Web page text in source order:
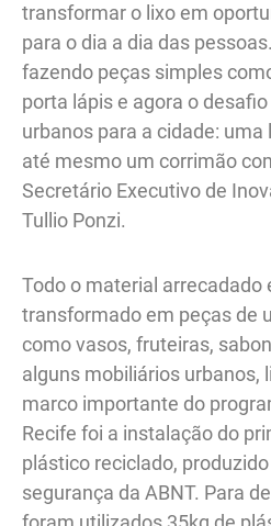
transformar o lixo em
para o dia a dia das
fazendo peças simples
porta lápis e agora o
urbanos para a cidade: uma
até mesmo um corrimão
Secretário Executivo de
Tullio Ponzi.
Todo o material arrecadado
transformado em peças de
como vasos, fruteiras,
alguns mobiliários urbanos,
marco importante do
Recife foi a instalação do
plástico reciclado,
segurança da ABNT. Para